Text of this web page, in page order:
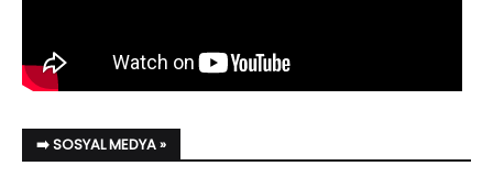
➡️ SOSYAL MEDYA »